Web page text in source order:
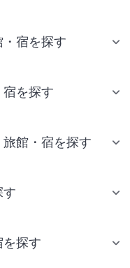
宿を探す
を探す
館・宿を探す
す
探す